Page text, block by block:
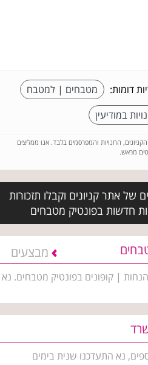
דומות:
מטבחים | למטבח
במודיעין
החנויות והמפרסמים בלבד. אנו ממליצים
מראש.
של אתר קניונים וקבלו תזכורות
חדשות בפונטיק מטבחים
מבצעים
| קופונים בפונטיק מטבחים. נא
נא התעדכנו שנית בימים